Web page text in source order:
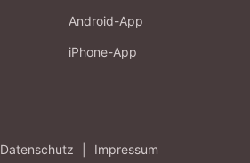
Android-App
iPhone-App
Datenschutz Impressum